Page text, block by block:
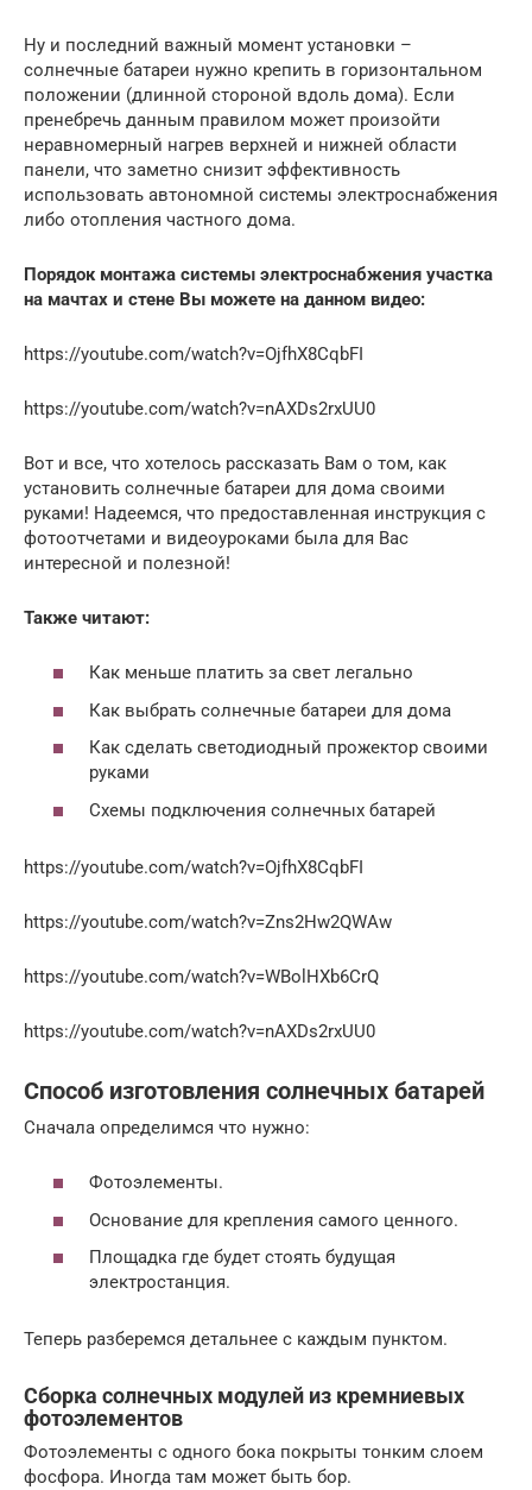
Ну и последний важный момент установки –
солнечные батареи нужно крепить в горизонтальном
положении (длинной стороной вдоль дома). Если
пренебречь данным правилом может произойти
неравномерный нагрев верхней и нижней области
панели, что заметно снизит эффективность
использовать автономной системы электроснабжения
либо отопления частного дома.
Порядок монтажа системы электроснабжения участка
на мачтах и стене Вы можете на данном видео:
https://youtube.com/watch?v=OjfhX8CqbFI
https://youtube.com/watch?v=nAXDs2rxUU0
Вот и все, что хотелось рассказать Вам о том, как
установить солнечные батареи для дома своими
руками! Надеемся, что предоставленная инструкция с
фотоотчетами и видеоуроками была для Вас
интересной и полезной!
Также читают:
Как меньше платить за свет легально
Как выбрать солнечные батареи для дома
Как сделать светодиодный прожектор своими
руками
Схемы подключения солнечных батарей
https://youtube.com/watch?v=OjfhX8CqbFI
https://youtube.com/watch?v=Zns2Hw2QWAw
https://youtube.com/watch?v=WBolHXb6CrQ
https://youtube.com/watch?v=nAXDs2rxUU0
Способ изготовления солнечных батарей
Сначала определимся что нужно:
Фотоэлементы.
Основание для крепления самого ценного.
Площадка где будет стоять будущая
электростанция.
Теперь разберемся детальнее с каждым пунктом.
Сборка солнечных модулей из кремниевых
фотоэлементов
Фотоэлементы с одного бока покрыты тонким слоем
фосфора. Иногда там может быть бор.